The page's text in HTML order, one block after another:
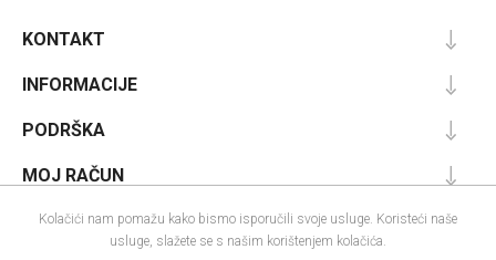
KONTAKT
INFORMACIJE
PODRŠKA
MOJ RAČUN
Kolačići nam pomažu kako bismo isporučili svoje usluge. Koristeći naše
usluge, slažete se s našim korištenjem kolačića.